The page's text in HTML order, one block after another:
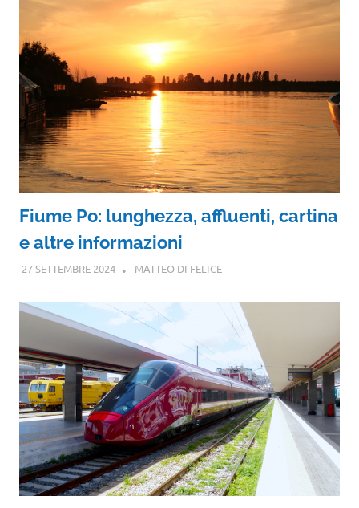
Fiume Po: lunghezza, affluenti, cartina
e altre informazioni
27 SETTEMBRE 2024 MATTEO DI FELICE